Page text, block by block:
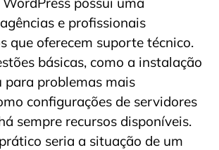
e profissionais
que oferecem suporte técnico.
básicas, como a instalação
para problemas mais
configurações de servidores
sempre recursos disponíveis.
seria a situação de um